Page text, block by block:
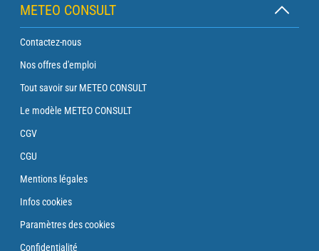
METEO CONSULT
Contactez-nous
Nos offres d'emploi
Tout savoir sur METEO CONSULT
Le modèle METEO CONSULT
CGV
CGU
Mentions légales
Infos cookies
Paramètres des cookies
Confidentialité